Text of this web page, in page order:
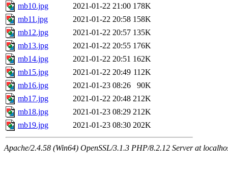
mb10.jpg 2021-01-22 21:00 178K
mb11.jpg
2021-01-22 20:58 158K
mb12.jpg
2021-01-22 20:57 135K
mb13.jpg
2021-01-22 20:55 176K
mb14.jpg
2021-01-22 20:51 162K
mb15.jpg
2021-01-22 20:49 112K
mb16.jpg
2021-01-23 08:26
90K
mb17.jpg
2021-01-22 20:48 212K
mb18.jpg
2021-01-23 08:29 212K
mb19.jpg
2021-01-23 08:30 202K
Apache/2.4.58 (Win64) OpenSSL/3.1.3 PHP/8.2.12 Server at